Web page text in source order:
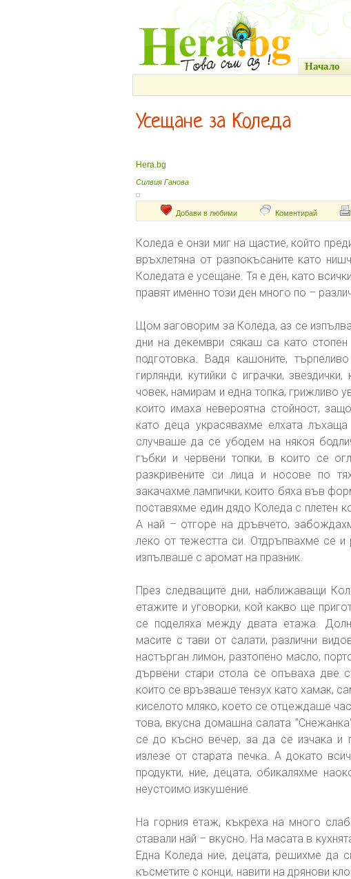
Начало
Усещане за Коледа
Hera.bg
Силвия Ганова
Добави в любими Коментирай
Коледа е онзи миг на щастие, който
връхлетяна от разпокъсаните като
Коледата е усещане. Тя е ден, като
правят именно този ден много по –
Щом заговорим за Коледа, аз се
дни на декември сякаш са като
подготовка. Вадя кашоните,
гирлянди, кутийки с играчки,
човек, намирам и една топка, грижливо
които имаха невероятна стойност,
като деца украсявахме елхата
случваше да се убодем на някоя
гъбки и червени топки, в които се
разкривените си лица и носове по
закачахме лампички, които бяха във
поставяхме един дядо Коледа с плетен
А най – отгоре на дръвчето,
леко от тежестта си. Отдръпвахме се и
изпълваше с аромат на празник.
През следващите дни, наближаващи
етажите и уговорки, кой какво ще
се поделяха между двата етажа.
масите с тави от салати, различни
настърган лимон, разтопено масло,
дървени стари стола се опъваха две
които се връзваше тензух като хамак,
киселото мляко, което се отцеждаше
това, вкусна домашна салата
се до късно вечер, за да се изчака и
излезе от старата печка. А докато
продукти, ние, децата, обикаляхме
неустоимо изкушение.
На горния етаж, къкреха на много
ставали най – вкусно. На масата в
Една Коледа ние, децата, решихме да
късметите с конци, навити на дрянови